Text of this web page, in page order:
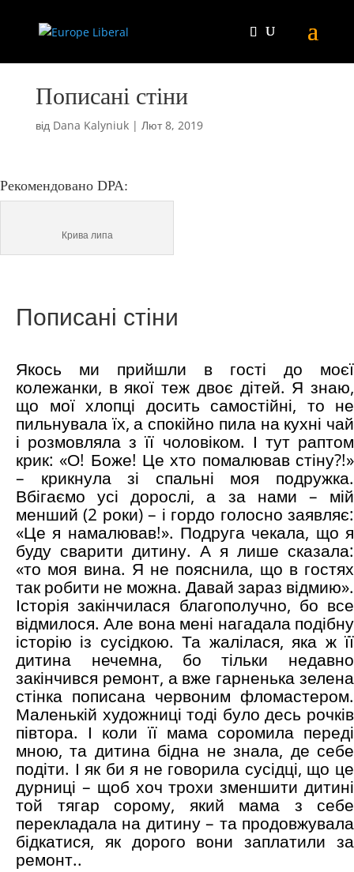
Пописані стіни
від Dana Kalyniuk| Лют 8, 2019
Рекомендовано DPA:
Крива липа
Пописані стіни
Якось ми прийшли в гості до моєї
колежанки, в якої теж двоє дітей. Я знаю,
що мої хлопці досить самостійні, то не
пильнувала їх, а спокійно пила на кухні чай
і розмовляла з її чоловіком. І тут раптом
крик: «О! Боже! Це хто помалював стіну?!»
– крикнула зі спальні моя подружка.
Вбігаємо усі дорослі, а за нами – мій
менший (2 роки) – і гордо голосно заявляє:
«Це я намалював!». Подруга чекала, що я
буду сварити дитину. А я лише сказала:
«то моя вина. Я не пояснила, що в гостях
так робити не можна. Давай зараз відмию».
Історія закінчилася благополучно, бо все
відмилося. Але вона мені нагадала подібну
історію із сусідкою. Та жалілася, яка ж її
дитина нечемна, бо тільки недавно
закінчився ремонт, а вже гарненька зелена
стінка пописана червоним фломастером.
Маленькій художниці тоді було десь рочків
півтора. І коли її мама соромила переді
мною, та дитина бідна не знала, де себе
подіти. І як би я не говорила сусідці, що це
дурниці – щоб хоч трохи зменшити дитині
той тягар сорому, який мама з себе
перекладала на дитину – та продовжувала
бідкатися, як дорого вони заплатили за
ремонт..